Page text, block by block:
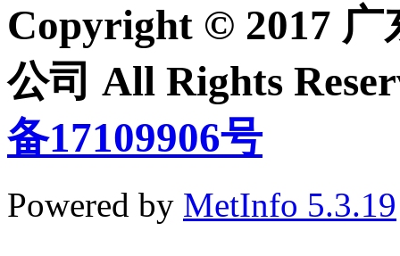
Copyright © 2017
公司 All Rights
备17109906号
Powered by MetInfo 5.3.19